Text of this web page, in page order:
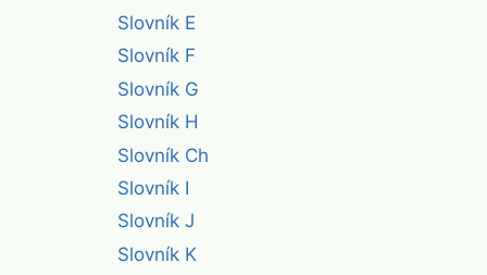
Slovník E
Slovník F
Slovník G
Slovník H
Slovník Ch
Slovník I
Slovník J
Slovník K